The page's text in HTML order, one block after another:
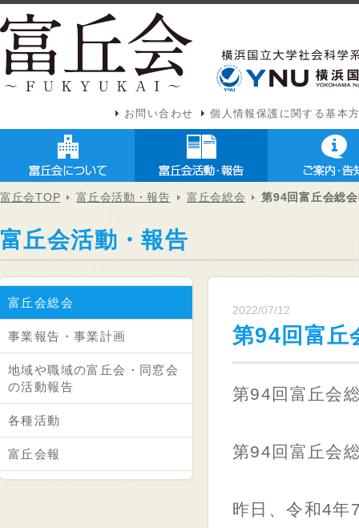
お問い合わせ 個人情報保護に関する基本
富丘会TOP 富丘会活動・報告 富丘会総会 第94回富丘会総
富丘会活動・報告
富丘会総会
事業報告・事業計画
地域や職域の富丘会・同窓会
の活動報告
各種活動
富丘会報
2022/07/12
第94回富丘
第94回富丘会
第94回富丘会
昨日、令和4年